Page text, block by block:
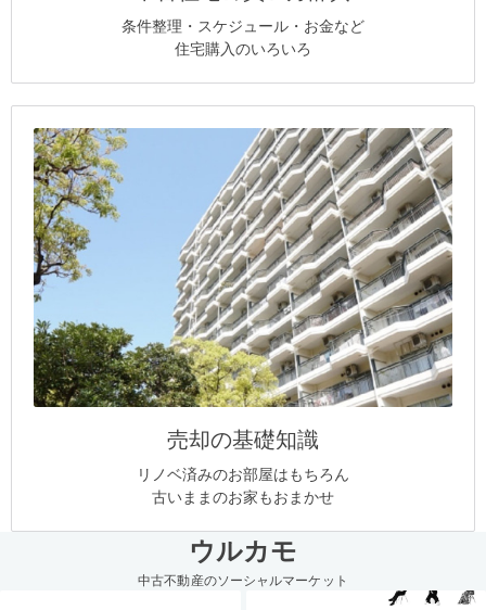
条件整理・スケジュール・お金など
住宅購入のいろいろ
売却の基礎知識
リノベ済みのお部屋はもちろん
古いままのお家もおまかせ
ウルカモ
中古不動産のソーシャルマーケット